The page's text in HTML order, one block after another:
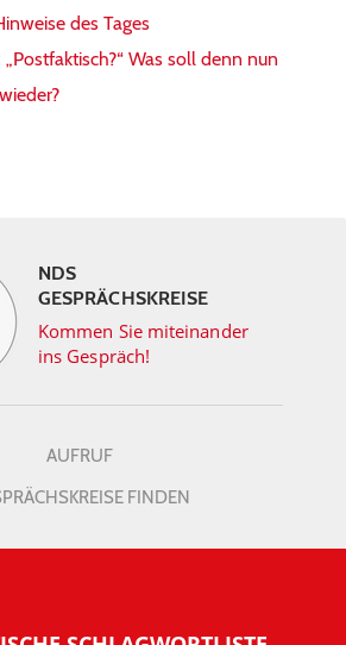
des Tages
„Postfaktisch?“ Was soll denn nun
NDS
GESPRÄCHSKREISE
Kommen Sie miteinander
ins Gespräch!
AUFRUF
FINDEN